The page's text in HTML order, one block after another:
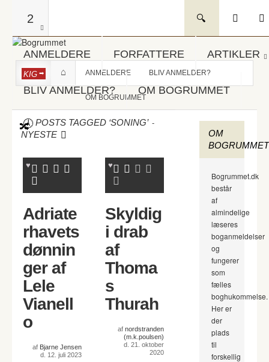
2
ANMELDERE FORFATTERE ARTIKLER
BLIV ANMELDER? OM BOGRUMMET
KIG ANMELDERE BLIV ANMELDER?
OM BOGRUMMET
POSTS TAGGED ‘SONING’ -
NYESTE
Adriate
rhavets
dønnin
ger af
Lele
Vianell
o
af Bjarne Jensen
d. 12. juli 2023
Skyldig
i drab
af
Thoma
s
Thurah
af nordstranden
(m.k.poulsen)
d. 21. oktober
2020
OM
BOGRUMMET
Bogrummet.dk
består
af
almindelige
læseres
boganmeldelser
og
fungerer
som
fælles
boghukommelse.
Her er
der
plads
til
forskellig